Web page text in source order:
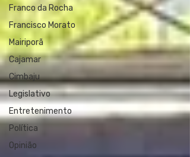
Franco da Rocha
Francisco Morato
Mairiporã
Cajamar
Cimbaju
Legislativo
Entretenimento
Política
Opinião